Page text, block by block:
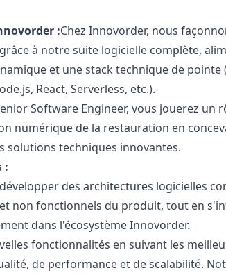
:Chez Innovorder, nous
à notre suite logicielle complète,
et une stack technique de pointe
React, Serverless, etc.).
Software Engineer, vous jouerez un
numérique de la restauration en
solutions techniques innovantes.
:
des architectures logicielles
non fonctionnels du produit, tout en
dans l'écosystème Innovorder.
fonctionnalités en suivant les
de performance et de scalabilité.